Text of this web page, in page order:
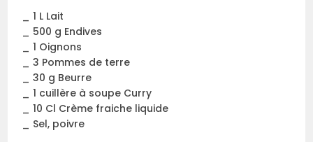
_ 1 L Lait
_ 500 g Endives
_ 1 Oignons
_ 3 Pommes de terre
_ 30 g Beurre
_ 1 cuillère à soupe Curry
_ 10 Cl Crème fraiche liquide
_ Sel, poivre